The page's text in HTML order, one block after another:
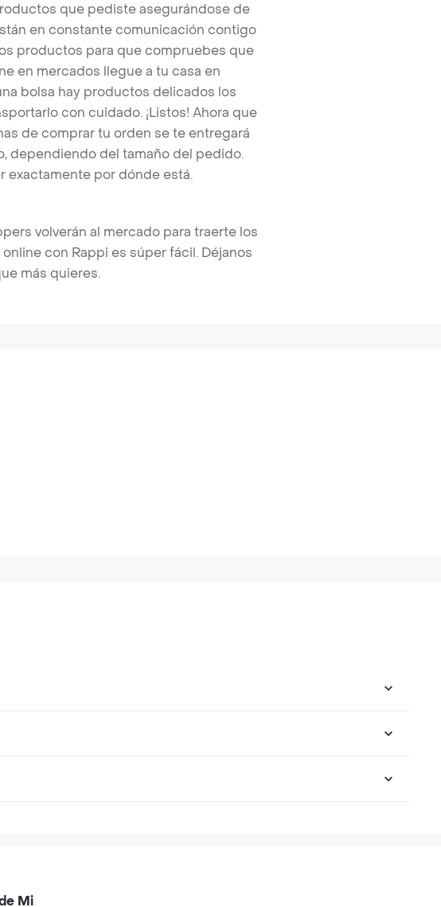
que pediste asegurándose de
en constante comunicación contigo
productos para que compruebes que
en mercados llegue a tu casa en
bolsa hay productos delicados los
con cuidado. ¡Listos! Ahora que
de comprar tu orden se te entregará
dependiendo del tamaño del pedido.
exactamente por dónde está.
volverán al mercado para traerte los
con Rappi es súper fácil. Déjanos
más quieres.
Mi